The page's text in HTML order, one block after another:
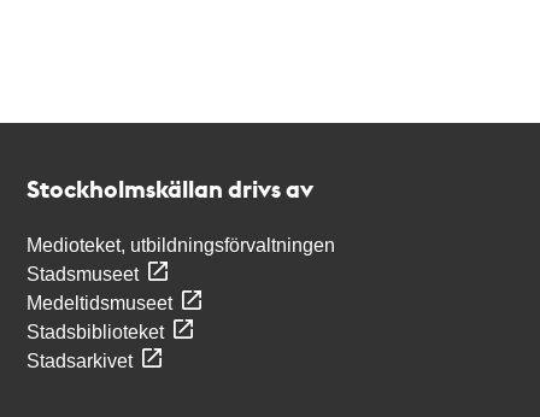
Stockholmskällan drivs av
Medioteket, utbildningsförvaltningen
Stadsmuseet
Medeltidsmuseet
Stadsbiblioteket
Stadsarkivet